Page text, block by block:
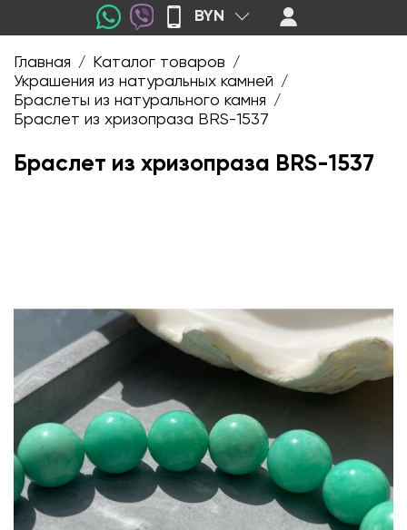
BYN
Главная / Каталог товаров /
Украшения из натуральных камней /
Браслеты из натурального камня /
Браслет из хризопраза BRS-1537
Браслет из хризопраза BRS-1537